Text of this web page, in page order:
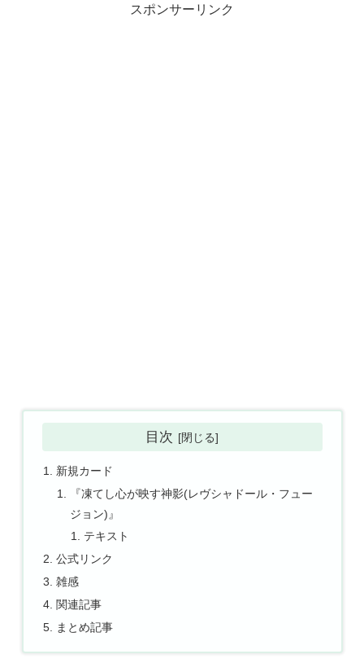
スポンサーリンク
目次
新規カード
『凍てし心が映す神影(レヴシャドール・フュー
ジョン)』
テキスト
公式リンク
雑感
関連記事
まとめ記事